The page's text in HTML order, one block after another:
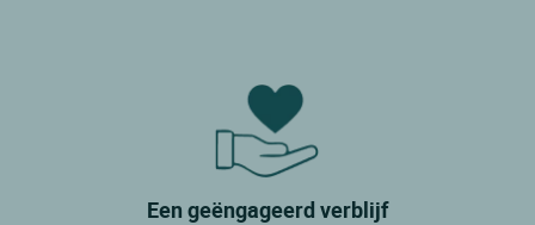
Een geëngageerd verblijf